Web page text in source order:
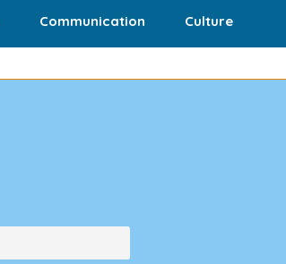
Communication Culture